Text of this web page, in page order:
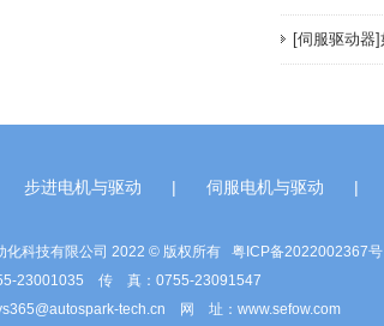
[伺服驱动器
步进电机与驱动 | 伺服电机与驱动 |
化科技有限公司 2022 © 版权所有 粤ICP备2022002367号
23001035 传 真：0755-23091547
tech.cn 网 址：www.sefow.com